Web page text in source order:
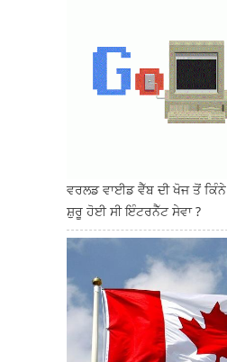
ਵਰਲਡ ਵਾਈਡ ਵੈੱਬ ਦੀ ਖੋਜ ਤੋਂ
ਸ਼ੁਰੂ ਹੋਈ ਸੀ ਇੰਟਰਨੈੱਟ ਸੇਵਾ ?